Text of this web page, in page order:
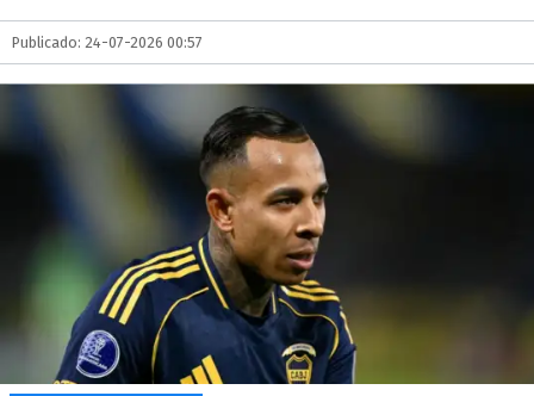
Publicado: 24-07-2026 00:57